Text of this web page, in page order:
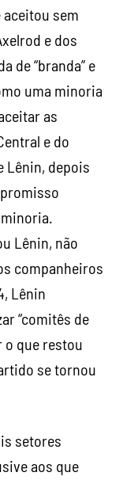
sem
e dos
de “branda” e
uma minoria
as
e do
Lênin, depois
Lênin, não
companheiros
Lênin
“comitês de
o que restou
se tornou
setores
aos que